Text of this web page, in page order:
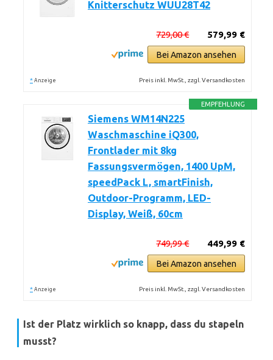
Knitterschutz WUU28T42
579,99 €
729,00 €
Bei Amazon ansehen
* Anzeige Preis inkl. MwSt., zzgl. Versandkosten
EMPFEHLUNG
Siemens WM14N225
Waschmaschine iQ300,
Frontlader mit 8kg
Fassungsvermögen, 1400 UpM,
speedPack L, smartFinish,
Outdoor-Programm, LED-
Display, Weiß, 60cm
449,99 €
749,99 €
Bei Amazon ansehen
* Anzeige Preis inkl. MwSt., zzgl. Versandkosten
Ist der Platz wirklich so knapp, dass du stapeln
musst?